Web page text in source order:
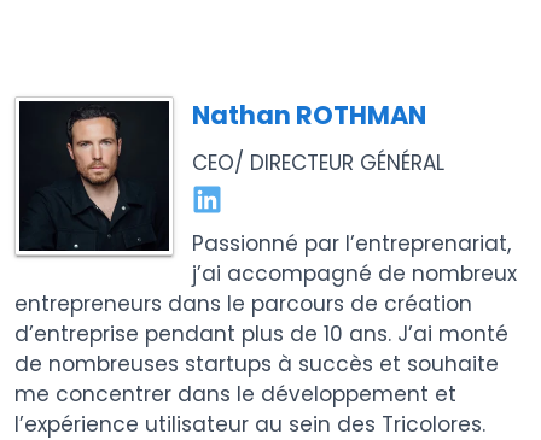
Nathan ROTHMAN
CEO/ DIRECTEUR GÉNÉRAL
Passionné par l’entreprenariat,
j’ai accompagné de nombreux
entrepreneurs dans le parcours de création
d’entreprise pendant plus de 10 ans. J’ai monté
de nombreuses startups à succès et souhaite
me concentrer dans le développement et
l’expérience utilisateur au sein des Tricolores.